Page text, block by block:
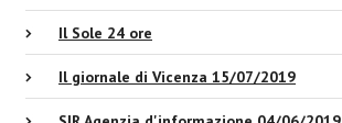
Il Sole 24 ore
Il giornale di Vicenza 15/07/2019